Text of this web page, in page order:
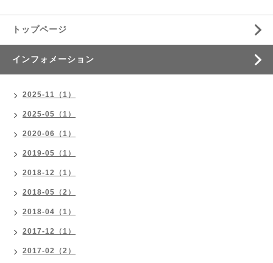
トップページ
インフォメーション
2025-11（1）
2025-05（1）
2020-06（1）
2019-05（1）
2018-12（1）
2018-05（2）
2018-04（1）
2017-12（1）
2017-02（2）